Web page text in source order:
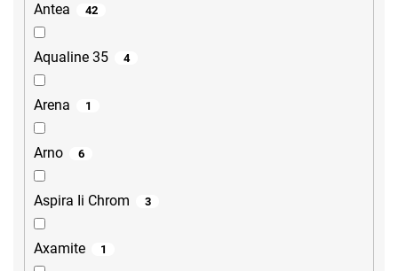
Antea 42
Aqualine 35 4
Arena 1
Arno 6
Aspira Ii Chrom 3
Axamite 1